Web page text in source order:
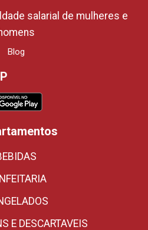
salarial de mulheres e
Blog
E DESCARTAVEIS